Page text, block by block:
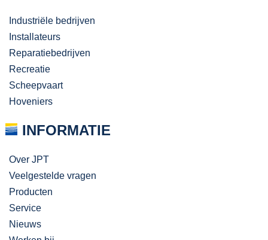
Industriële bedrijven
Installateurs
Reparatiebedrijven
Recreatie
Scheepvaart
Hoveniers
INFORMATIE
Over JPT
Veelgestelde vragen
Producten
Service
Nieuws